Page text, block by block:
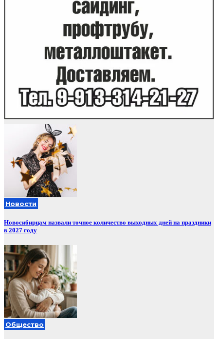
Новости
Новосибирцам назвали точное количество выходных дней на праздники
в 2027 году
Общество